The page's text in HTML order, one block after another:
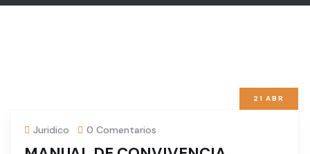
21 ABR
Juridico 0 Comentarios